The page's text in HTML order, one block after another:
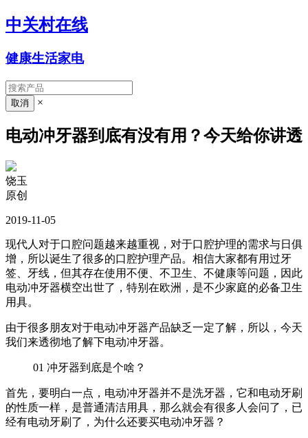
中关村在线
健康生活家电
×
电动冲牙器到底有没有用？今天给你讲透
饶玉
原创
2019-11-05
现代人对于口腔问题越来越重视，对于口腔护理的需求与日俱
增，所以诞生了很多的口腔护理产品。相信大家都有用过牙
签、牙线，但其存在使用不便、不卫生、不健康等问题，因此
电动冲牙器横空出世了，特别在欧洲，是不少家庭的必备卫生
用具。
由于很多朋友对于电动冲牙器产品缺乏一定了解，所以，今天
我们来透彻地了解下电动冲牙器。
01 冲牙器到底是个啥？
首先，要明白一点，电动冲牙器并不是洗牙器，它和电动牙刷
的性质一样，是普通清洁用具，那么就会有很多人会问了，已
经有电动牙刷了，为什么还要买电动冲牙器？